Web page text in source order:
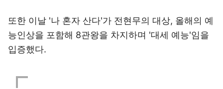
또한 이날 '나 혼자 산다'가 전현무의 대상, 올해의 예
능인상을 포함해 8관왕을 차지하며 '대세 예능'임을
입증했다.